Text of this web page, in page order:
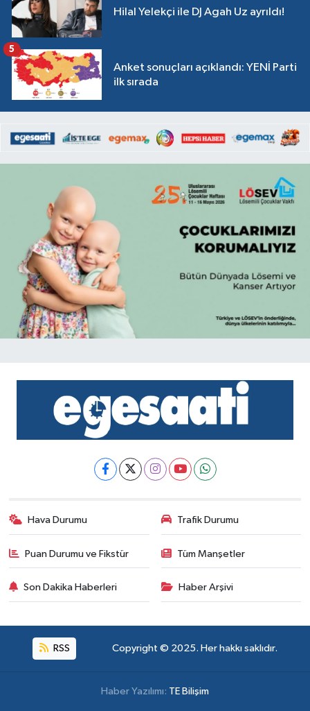
Hilal Yelekçi ile DJ Agah Uz ayrıldı!
Anket sonuçları açıklandı: YENİ Parti
ilk sırada
5
Hava Durumu Trafik Durumu
Puan Durumu ve Fikstür Tüm Manşetler
Son Dakika Haberleri Haber Arşivi
RSS Copyright © 2025. Her hakkı saklıdır.
Haber Yazılımı: TE Bilişim